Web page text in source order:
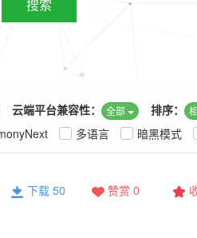
搜索
排序：
云端平台兼容性： 全部
暗黑模式
多语言
赞赏 0
下载 50